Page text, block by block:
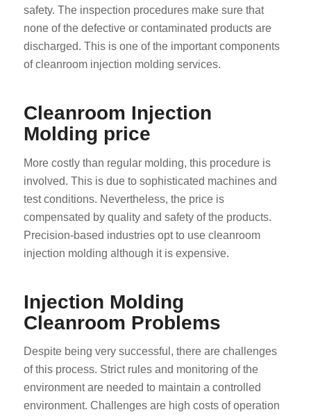
safety. The inspection procedures make sure that
none of the defective or contaminated products are
discharged. This is one of the important components
of cleanroom injection molding services.
Cleanroom Injection
Molding price
More costly than regular molding, this procedure is
involved. This is due to sophisticated machines and
test conditions. Nevertheless, the price is
compensated by quality and safety of the products.
Precision-based industries opt to use cleanroom
injection molding although it is expensive.
Injection Molding
Cleanroom Problems
Despite being very successful, there are challenges
of this process. Strict rules and monitoring of the
environment are needed to maintain a controlled
environment. Challenges are high costs of operation